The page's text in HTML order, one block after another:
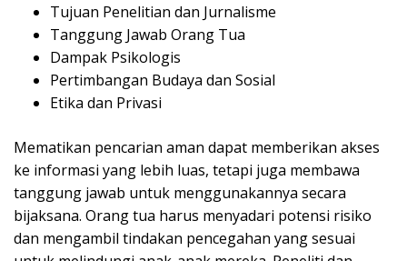
Tujuan Penelitian dan Jurnalisme
Tanggung Jawab Orang Tua
Dampak Psikologis
Pertimbangan Budaya dan Sosial
Etika dan Privasi
Mematikan pencarian aman dapat memberikan akses
ke informasi yang lebih luas, tetapi juga membawa
tanggung jawab untuk menggunakannya secara
bijaksana. Orang tua harus menyadari potensi risiko
dan mengambil tindakan pencegahan yang sesuai